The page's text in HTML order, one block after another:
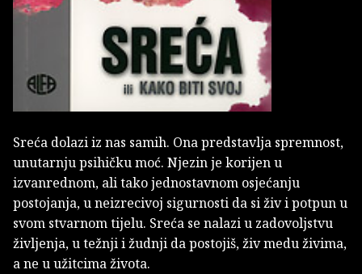
Sreća dolazi iz nas samih. Ona predstavlja spremnost,
unutarnju psihičku moć. Njezin je korijen u
izvanrednom, ali tako jednostavnom osjećanju
postojanja, u neizrecivoj sigurnosti da si živ i potpun u
svom stvarnom tijelu. Sreća se nalazi u zadovoljstvu
življenja, u težnji i žudnji da postojiš, živ medu živima,
a ne u užitcima života.